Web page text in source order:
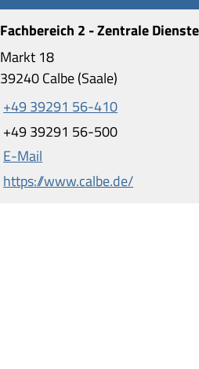
Fachbereich 2 - Zentrale
Markt 18
39240 Calbe (Saale)
+49 39291 56-410
+49 39291 56-500
E-Mail
https://www.calbe.de/